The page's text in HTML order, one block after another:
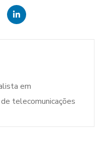
em
telecomunicações